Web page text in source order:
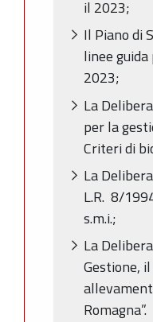
il 2023;
Il Piano di
linee
2023;
La
per la
Criteri di
La
L.R. 8/
s.m.i.;
La
Gestione,
Romagna”.